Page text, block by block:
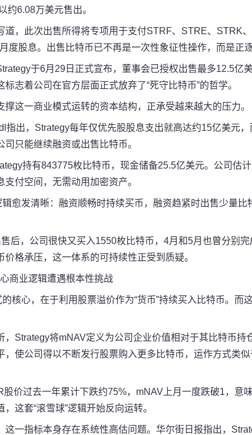
约6.08万美元售出。
道，此次出售所得将专项用于支付STRF、STRE、STRK
度股息。出售比特币已不再是一次性象征性操作，而是正
于6月29日正式宣布，董事会已授权出售最多12.5亿
志着公司在官方层面正式放弃了“死守比特币”的哲学。
撑这一商业模式运转的资本结构，正承受越来越大的压力。
指出，Strategy每年仅优先股股息支出就高达约15亿美元
司只能继续融资或出售比特币。
持有843775枚比特币，现金储备25.5亿美元。公司估
支付空间，无需动用加密资产。
愈发清晰： 融资顺畅时持续买币，融资趋紧时出售少量
后，公司很快又买入1550枚比特币，4月和5月也曾分别
价格承压，这一体系的可持续性正受到质疑。
商业逻辑遭遇根本性挑战
核心， 在于利用股票溢价作为“货币”持续买入比特币。 而
，Strategy将mNAV定义为公司企业价值相对于其比特币持
，使公司得以不断发行股票购入更多比特币，运作方式类
股价过去一年累计下跌约75%，mNAV上月一度跌破1，意
这套“滚雪球”逻辑开始反向运转。
这一指标本身存在系统性高估问题。 华尔街日报指出，